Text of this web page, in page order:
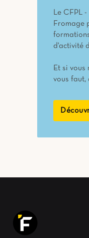
Le CFPL
Fromage
d'activité
Et si vous
vous faut,